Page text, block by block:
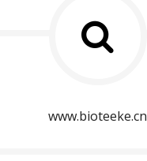
www.bioteeke.cn